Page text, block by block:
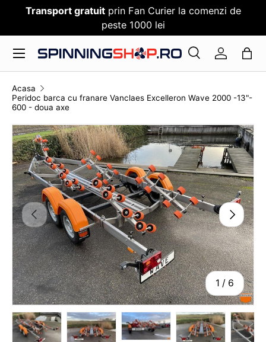
SARI PESTE CONTENT
Transport gratuitprin Fan Curier la comenzi de
peste 1000 lei
Cauta
CautaLog in
Meniu
Acasa
Peridoc barca cu franare Vanclaes Excelleron Wave 2000 -13"-
600 - doua axe
TRANSLATION MISSING:
1 / 6